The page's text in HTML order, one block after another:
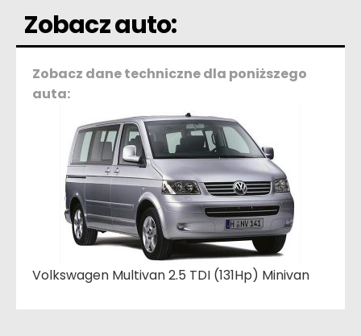
Zobacz auto:
Zobacz dane techniczne dla poniższego
auta:
Volkswagen Multivan 2.5 TDI (131Hp) Minivan